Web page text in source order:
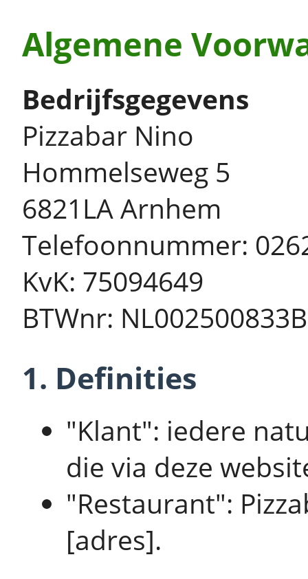
Algemene
Bedrijfsgegevens
Pizzabar Nino
Hommelseweg 5
6821LA Arnhem
Telefoonnummer:
KvK: 75094649
BTWnr:
1. Definities
"Klant": iedere
die via deze
"Restaurant":
[adres].